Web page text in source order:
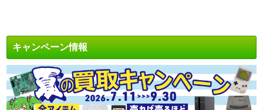
キャンペーン情報